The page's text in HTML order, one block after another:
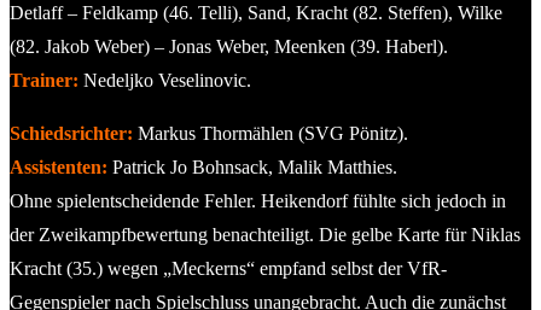
Detlaff – Feldkamp (46. Telli), Sand, Kracht (82. Steffen), Wilke
(82. Jakob Weber) – Jonas Weber, Meenken (39. Haberl).
Trainer: Nedeljko Veselinovic.
Schiedsrichter: Markus Thormählen (SVG Pönitz).
Assistenten: Patrick Jo Bohnsack, Malik Matthies.
Ohne spielentscheidende Fehler. Heikendorf fühlte sich jedoch in
der Zweikampfbewertung benachteiligt. Die gelbe Karte für Niklas
Kracht (35.) wegen „Meckerns“ empfand selbst der VfR-
Gegenspieler nach Spielschluss unangebracht. Auch die zunächst